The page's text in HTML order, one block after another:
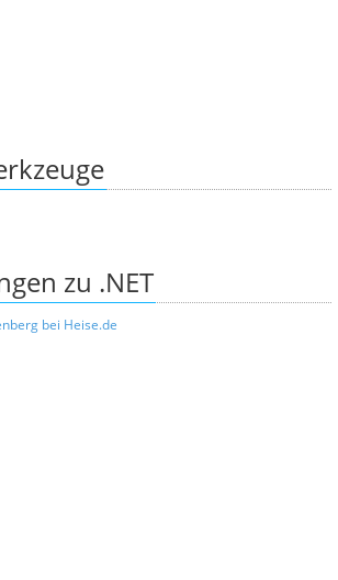
zu .NET
bei Heise.de